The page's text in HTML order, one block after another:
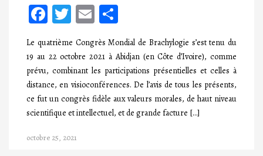
Facebook
Twitter
Email
Le quatrième Congrès Mondial de Brachylogie s’est tenu du
19 au 22 octobre 2021 à Abidjan (en Côte d’Ivoire), comme
prévu, combinant les participations présentielles et celles à
distance, en visioconférences. De l’avis de tous les présents,
ce fut un congrès fidèle aux valeurs morales, de haut niveau
scientifique et intellectuel, et de grande facture […]
octobre 25, 2021